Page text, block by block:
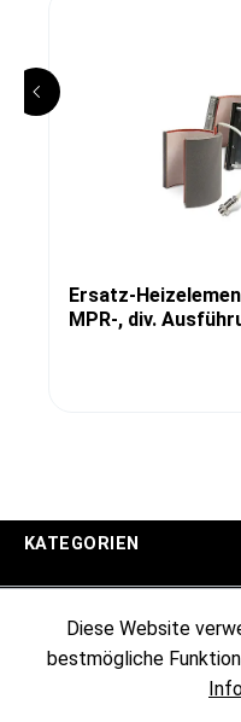
Ersatz-
MPR-, div.
KATEGORIEN
KUNDENINFORMATIONEN
Diese Website
bestmögliche